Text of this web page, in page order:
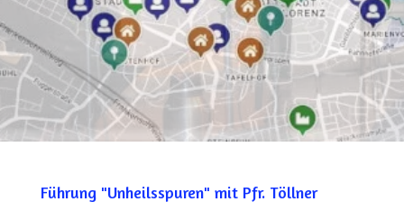
Führung "Unheilsspuren" mit Pfr. Töllner